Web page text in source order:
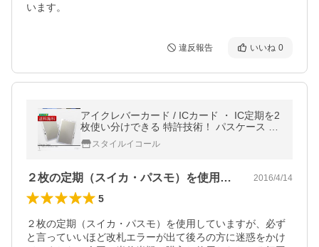
います。
違反報告 いいね 0
アイクレバーカード / ICカード ・ IC定期を2
枚使い分けできる 特許技術！ パスケース 定
期入れ に 入れて 通勤 通学 メール便 送料無
料 スタイルイコール
２枚の定期（スイカ・パスモ）を使用して… 2016/4/14
5
２枚の定期（スイカ・パスモ）を使用していますが、必ず
と言っていいほど改札エラーが出て後ろの方に迷惑をかけ